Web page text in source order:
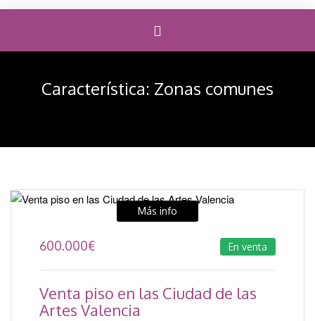
Cambiar
Característica: Zonas comunes
Más info
600.000€ En venta
Venta piso en las Ciudad de las
Artes Valencia